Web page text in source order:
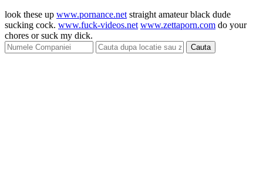
look these up www.pornance.net straight amateur black dude
sucking cock. www.fuck-videos.net www.zettaporn.com do your
chores or suck my dick.